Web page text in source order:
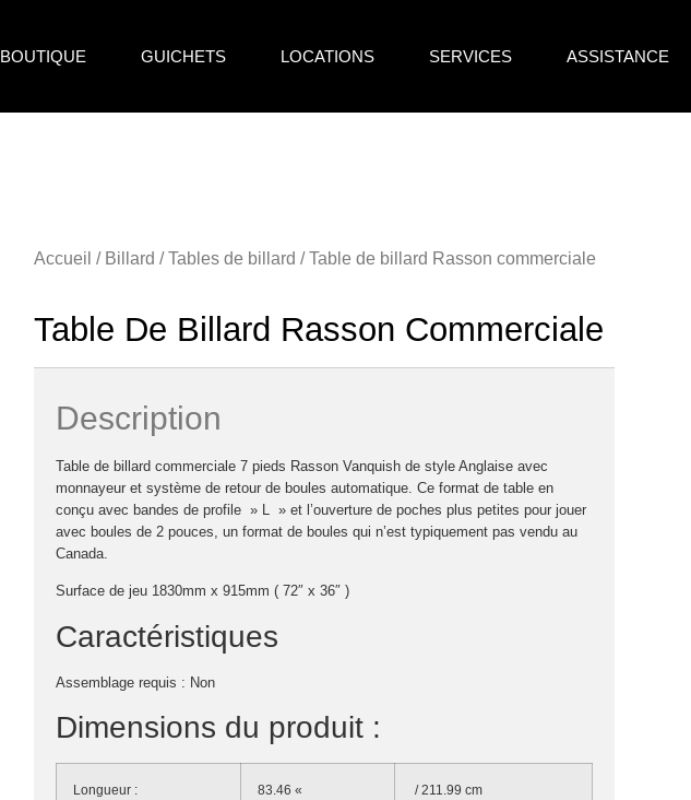
BOUTIQUE GUICHETS LOCATIONS SERVICES ASSISTANCE
Accueil / Billard /Tables de billard / Table de billard Rasson commerciale
Table De Billard Rasson Commerciale
Description
Table de billard commerciale 7 pieds Rasson Vanquish de style Anglaise avec
monnayeur et système de retour de boules automatique. Ce format de table en
conçu avec bandes de profile » L » et l’ouverture de poches plus petites pour jouer
avec boules de 2 pouces, un format de boules qui n’est typiquement pas vendu au
Canada.
Surface de jeu 1830mm x 915mm ( 72″ x 36″ )
Caractéristiques
Assemblage requis : Non
Dimensions du produit :
Longueur : 83.46 « / 211.99 cm